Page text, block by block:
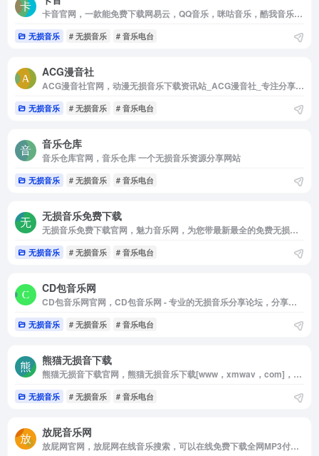
卡音官网，一款能免费下载网易云，QQ音乐，咪咕音乐，酷我音乐VIP/付费歌曲，支持无损音质，页面UI简洁的音乐软件。
无损音乐 # 无损音乐 # 音乐电台
ACG漫音社
ACG漫音社官网，动漫无损音乐下载资讯站_ACG漫音社_专注分享二次元高品质音乐
无损音乐 # 无损音乐 # 音乐电台
音乐仓库
音乐仓库官网，音乐仓库 一个无损音乐资源分享网站
无损音乐 # 无损音乐 # 音乐电台
无损音乐免费下载
无损音乐免费下载官网，魅力音乐网，为您带最新最全的免费无损音乐下载。收录有大量flac，ape，wav，dsd，dts等格式的无损音乐，每首无损音乐都是精心挑选，无损音乐免费下载就来魅力音乐下载网。
无损音乐 # 无损音乐 # 音乐电台
CD包音乐网
CD包音乐网官网，CD包音乐网 - 专业的无损音乐分享论坛，分享高音质无损音乐免费下载。提供ape，flac，wav，mp3，aac等格式专辑，汽车CD，慢摇DJ，影视原声等打包CD下载以及音乐资讯，乐评，在线试听及歌曲推荐。
无损音乐 # 无损音乐 # 音乐电台
熊猫无损音下载
熊猫无损音下载官网，熊猫无损音乐下载[www，xmwav，com]，一个免费分享wav|flac|mp3格式无损音乐的网站，为广大无损音乐爱好者提供交流及资源分享，在这里可以找到很多您喜爱的无损音乐免费下载。收录的无损音乐主要以wav，flac，ape，mp3等格式，每首无损音乐都是熊猫无损音乐网精心挑选，真正免费的无损音乐下载网站。
无损音乐 # 无损音乐 # 音乐电台
放屁音乐网
放屁网官网，放屁网在线音乐搜索，可以在线免费下载全网MP3付费歌曲、流行音乐、经典老歌等。曲库完整，更新迅速，试听流畅，支持高品质|无损音质~